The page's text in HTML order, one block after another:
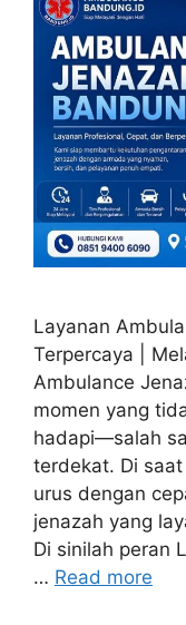
Layanan
Terpercaya |
Ambulance
momen yang
hadapi—salah
terdekat. Di
urus dengan
jenazah yang
Di sinilah peran
… Read more